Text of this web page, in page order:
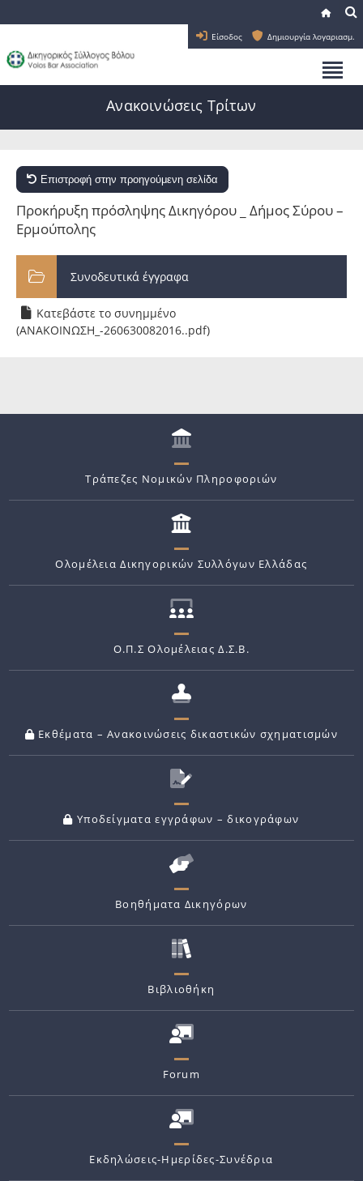
Είσοδος Δημιουργία λογαριασμ.
Ανακοινώσεις Τρίτων
Επιστροφή στην προηγούμενη σελίδα
Προκήρυξη πρόσληψης Δικηγόρου _ Δήμος Σύρου –
Ερμούπολης
Συνοδευτικά έγγραφα
Κατεβάστε το συνημμένο
(ΑΝΑΚΟΙΝΩΣΗ_-260630082016..pdf)
Τράπεζες Νομικών Πληροφοριών
Ολομέλεια Δικηγορικών Συλλόγων Ελλάδας
Ο.Π.Σ Ολομέλειας Δ.Σ.Β.
Εκθέματα – Ανακοινώσεις δικαστικών σχηματισμών
Υποδείγματα εγγράφων – δικογράφων
Βοηθήματα Δικηγόρων
Βιβλιοθήκη
Forum
Εκδηλώσεις-Ημερίδες-Συνέδρια